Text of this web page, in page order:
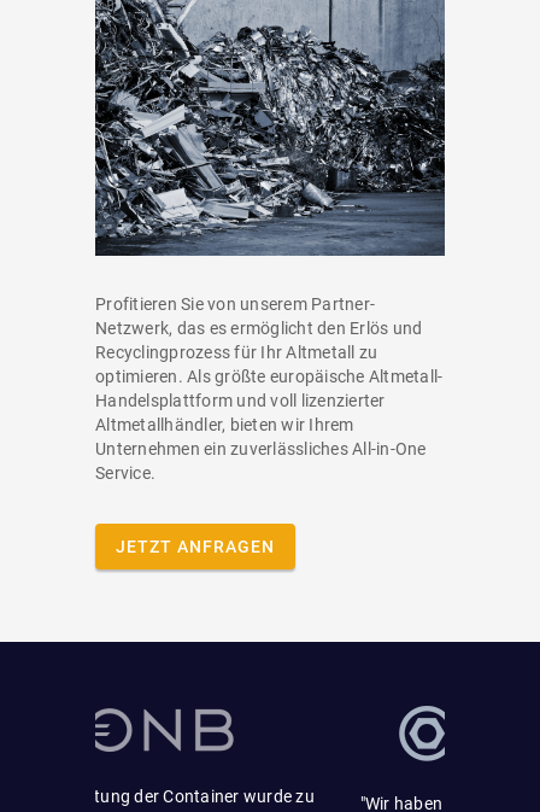
Profitieren Sie von unserem Partner-
Netzwerk, das es ermöglicht den Erlös und
Recyclingprozess für Ihr Altmetall zu
optimieren. Als größte europäische Altmetall-
Handelsplattform und voll lizenzierter
Altmetallhändler, bieten wir Ihrem
Unternehmen ein zuverlässliches All-in-One
Service.
JETZT ANFRAGEN
wurde zu
"Wir haben mit Schrott24 mehrere LKW